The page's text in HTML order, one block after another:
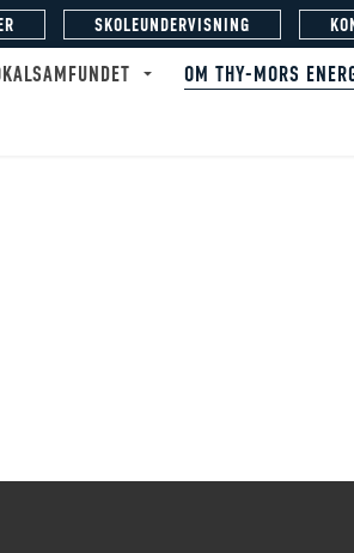
OM THY-MORS
SKOLEUNDERVISNING